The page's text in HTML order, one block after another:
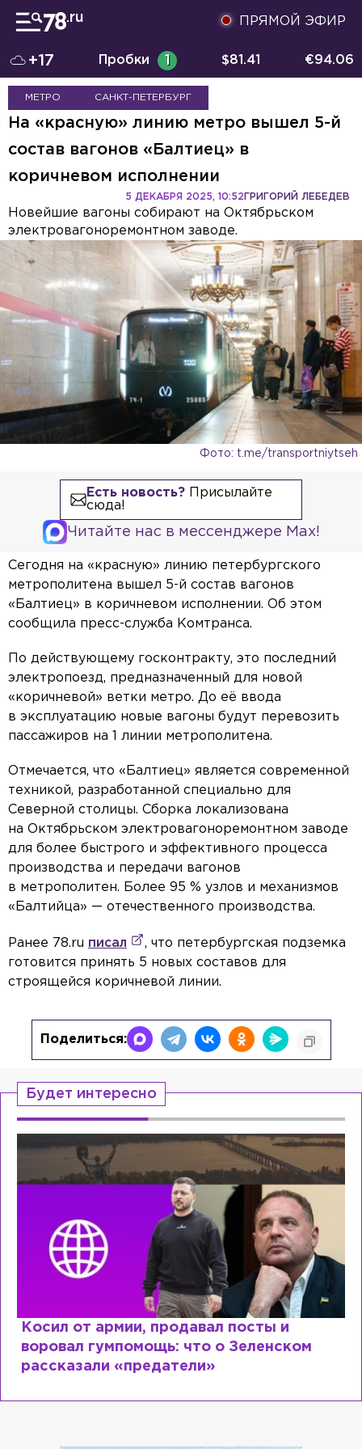
ПРЯМОЙ ЭФИР
+17 Пробки 1 $81.41 €94.06
МЕТРО САНКТ-ПЕТЕРБУРГ
На «красную» линию метро вышел 5-й
состав вагонов «Балтиец» в
коричневом исполнении
ГРИГОРИЙ ЛЕБЕДЕВ
5 ДЕКАБРЯ 2025, 10:52
Новейшие вагоны собирают на Октябрьском
электровагоноремонтном заводе.
Фото: t.me/transportniytseh
Есть новость?Присылайте
сюда!
Читайте нас в мессенджере Max!
Сегодня на «красную» линию петербургского
метрополитена вышел 5-й состав вагонов
«Балтиец» в коричневом исполнении. Об этом
сообщила пресс-служба Комтранса.
По действующему госконтракту, это последний
электропоезд, предназначенный для новой
«коричневой» ветки метро. До её ввода
в эксплуатацию новые вагоны будут перевозить
пассажиров на 1 линии метрополитена.
Отмечается, что «Балтиец» является современной
техникой, разработанной специально для
Северной столицы. Сборка локализована
на Октябрьском электровагоноремонтном заводе
для более быстрого и эффективного процесса
производства и передачи вагонов
в метрополитен. Более 95 % узлов и механизмов
«Балтийца» — отечественного производства.
Ранее 78.ru писал
, что петербургская подземка
готовится принять 5 новых составов для
строящейся коричневой линии.
Поделиться:
Будет интересно
Косил от армии, продавал посты и
воровал гумпомощь: что о Зеленском
рассказали «предатели»